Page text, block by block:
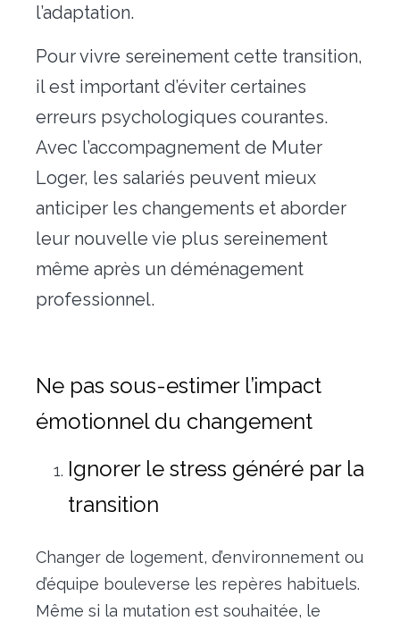
l’adaptation.
Pour vivre sereinement cette transition,
il est important d’éviter certaines
erreurs psychologiques courantes.
Avec l’accompagnement de Muter
Loger, les salariés peuvent mieux
anticiper les changements et aborder
leur nouvelle vie plus sereinement
même après un déménagement
professionnel.
Ne pas sous-estimer l’impact
émotionnel du changement
Ignorer le stress généré par la
transition
Changer de logement, d’environnement ou
d’équipe bouleverse les repères habituels.
Même si la mutation est souhaitée, le